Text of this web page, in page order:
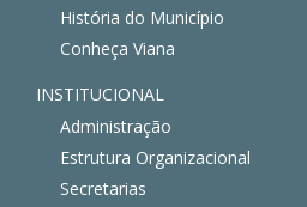
História do Município
Conheça Viana
INSTITUCIONAL
Administração
Estrutura Organizacional
Secretarias